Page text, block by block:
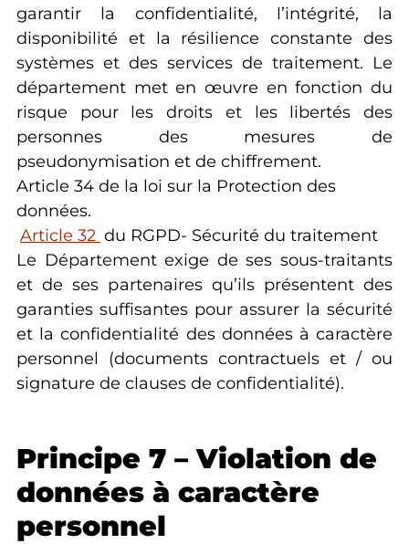
garantir la confidentialité, l’intégrité, la
disponibilité et la résilience constante des
systèmes et des services de traitement. Le
département met en œuvre en fonction du
risque pour les droits et les libertés des
personnes des mesures de
pseudonymisation et de chiffrement.
Article 34 de la loi sur la Protection des
données.
Article 32 du RGPD- Sécurité du traitement
Le Département exige de ses sous-traitants
et de ses partenaires qu’ils présentent des
garanties suffisantes pour assurer la sécurité
et la confidentialité des données à caractère
personnel (documents contractuels et / ou
signature de clauses de confidentialité).
Principe 7 – Violation de
données à caractère
personnel